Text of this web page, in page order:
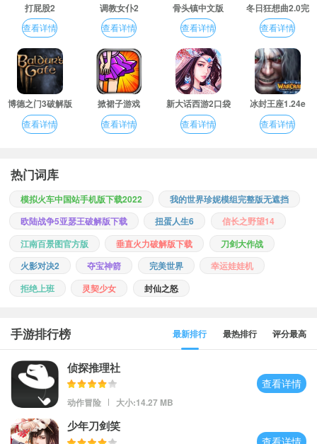
打屁股2
查看详情
调教女仆2
查看详情
骨头镇中文版
查看详情
冬日狂想曲2.0完
整汉化版
查看详情
博德之门3破解版
查看详情
掀裙子游戏
查看详情
新大话西游2口袋
版
查看详情
冰封王座1.24e
查看详情
热门词库
模拟火车中国站手机版下载2022
我的世界珍妮模组完整版无遮挡
欧陆战争5亚瑟王破解版下载
扭蛋人生6
信长之野望14
江南百景图官方版
垂直火力破解版下载
刀剑大作战
火影对决2
夺宝神箭 完美世界
幸运娃娃机
拒绝上班
灵契少女 封仙之怒
手游排行榜 最新排行 最热排行 评分最高
侦探推理社
动作冒险 大小:14.27 MB
查看详情
少年刀剑笑